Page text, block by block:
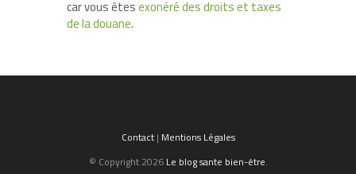
car vous êtesexonéré des droits et taxes
de la douane.
Contact| Mentions Légales
© Copyright 2026 Le blog sante bien-être.